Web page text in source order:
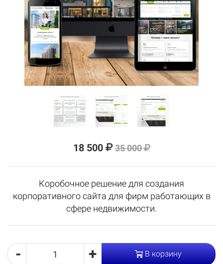
18 500 35 000
Коробочное решение для создания
корпоративного сайта для фирм работающих в
сфере недвижимости.
- + В корзину